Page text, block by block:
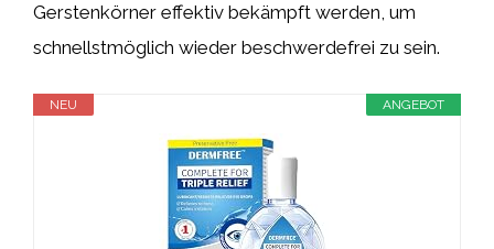
Gerstenkörner effektiv bekämpft werden, um
schnellstmöglich wieder beschwerdefrei zu sein.
ANGEBOT
NEU